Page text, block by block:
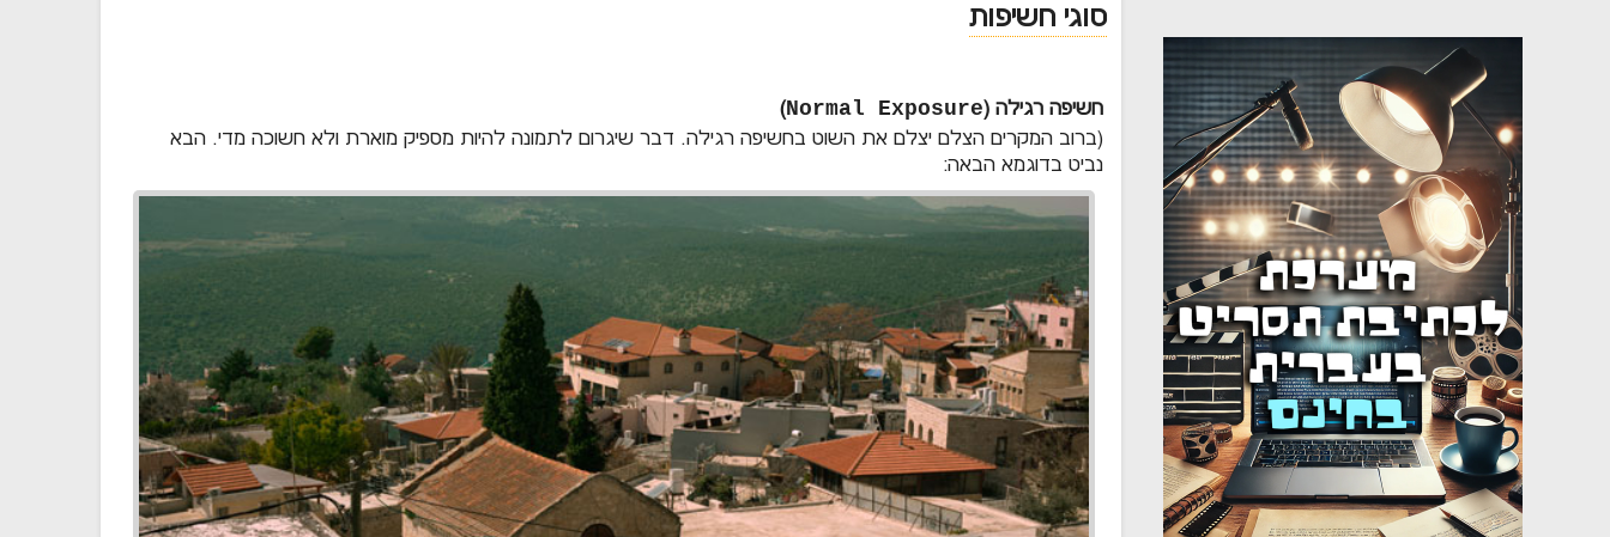
סוגי חשיפות
חשיפה רגילה (Normal Exposure
)
(ברוב המקרים הצלם יצלם את השוט בחשיפה רגילה. דבר שיגרום לתמונה להיות מספיק מוארת ולא חשוכה מדי. הבא
נביט בדוגמא הבאה: